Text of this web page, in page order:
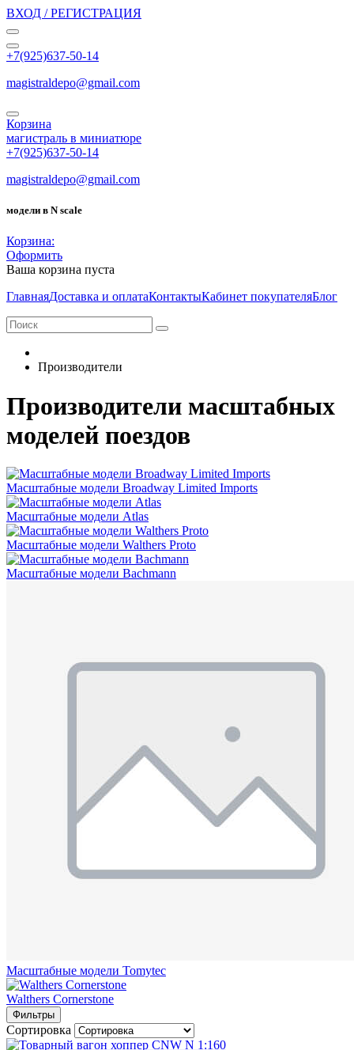
ВХОД / РЕГИСТРАЦИЯ
+7(925)637-50-14
magistraldepo@gmail.com
Корзина
магистраль в миниатюре
+7(925)637-50-14
magistraldepo@gmail.com
модели в N scale
Корзина:
Оформить
Ваша корзина пуста
ГлавнаяДоставка и оплатаКонтактыКабинет покупателяБлог
Производители
Производители масштабных
моделей поездов
Масштабные модели Broadway Limited Imports
Масштабные модели Atlas
Масштабные модели Walthers Proto
Масштабные модели Bachmann
Масштабные модели Tomytec
Walthers Cornerstone
Фильтры
Сортировка